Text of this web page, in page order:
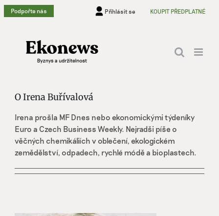
Přeskočit
na
Podpořte nás Přihlásit se KOUPIT PŘEDPLATNÉ
OIrena Buřívalová
Irena prošla MF Dnes nebo ekonomickými týdeníky
Euro a Czech Business Weekly. Nejradši píše o
věčných chemikáliích v oblečení, ekologickém
zemědělství, odpadech, rychlé módě a bioplastech.